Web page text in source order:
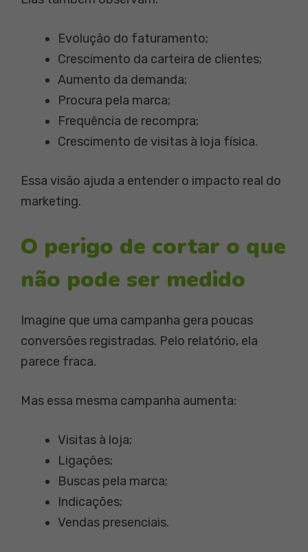
Evolução do faturamento;
Crescimento da carteira de clientes;
Aumento da demanda;
Procura pela marca;
Frequência de recompra;
Crescimento de visitas à loja física.
Essa visão ajuda a entender o impacto real do
marketing.
O perigo de cortar o que
não pode ser medido
Imagine que uma campanha gera poucas
conversões registradas. Pelo relatório, ela
parece fraca.
Mas essa mesma campanha aumenta:
Visitas à loja;
Ligações;
Buscas pela marca;
Indicações;
Vendas presenciais.